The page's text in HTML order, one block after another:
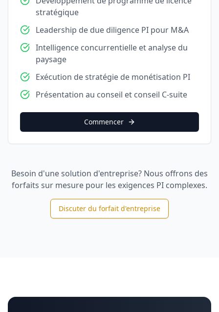
stratégique
Leadership de due diligence PI pour M&A
Intelligence concurrentielle et analyse du
paysage
Exécution de stratégie de monétisation PI
Présentation au conseil et conseil C-suite
Commencer
Besoin d'une solution d'entreprise? Nous offrons des
forfaits sur mesure pour les exigences PI complexes.
Discuter du forfait d'entreprise